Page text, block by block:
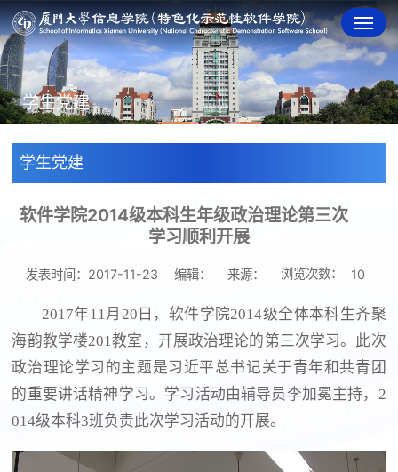
学生党建
学生党建
软件学院2014级本科生年级政治理论第三次
学习顺利开展
发表时间：2017-11-23 编辑： 来源： 浏览次数： 10
2017年11月20日，软件学院2014级全体本科生齐聚
海韵教学楼201教室，开展政治理论的第三次学习。此次
政治理论学习的主题是习近平总书记关于青年和共青团
的重要讲话精神学习。学习活动由辅导员李加冕主持，2
014级本科3班负责此次学习活动的开展。